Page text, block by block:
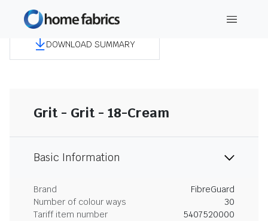
DOWNLOAD SUMMARY
Grit - Grit - 18-Cream
Basic Information
Brand
FibreGuard
Number of colour ways
30
Tariff item number
5407520000